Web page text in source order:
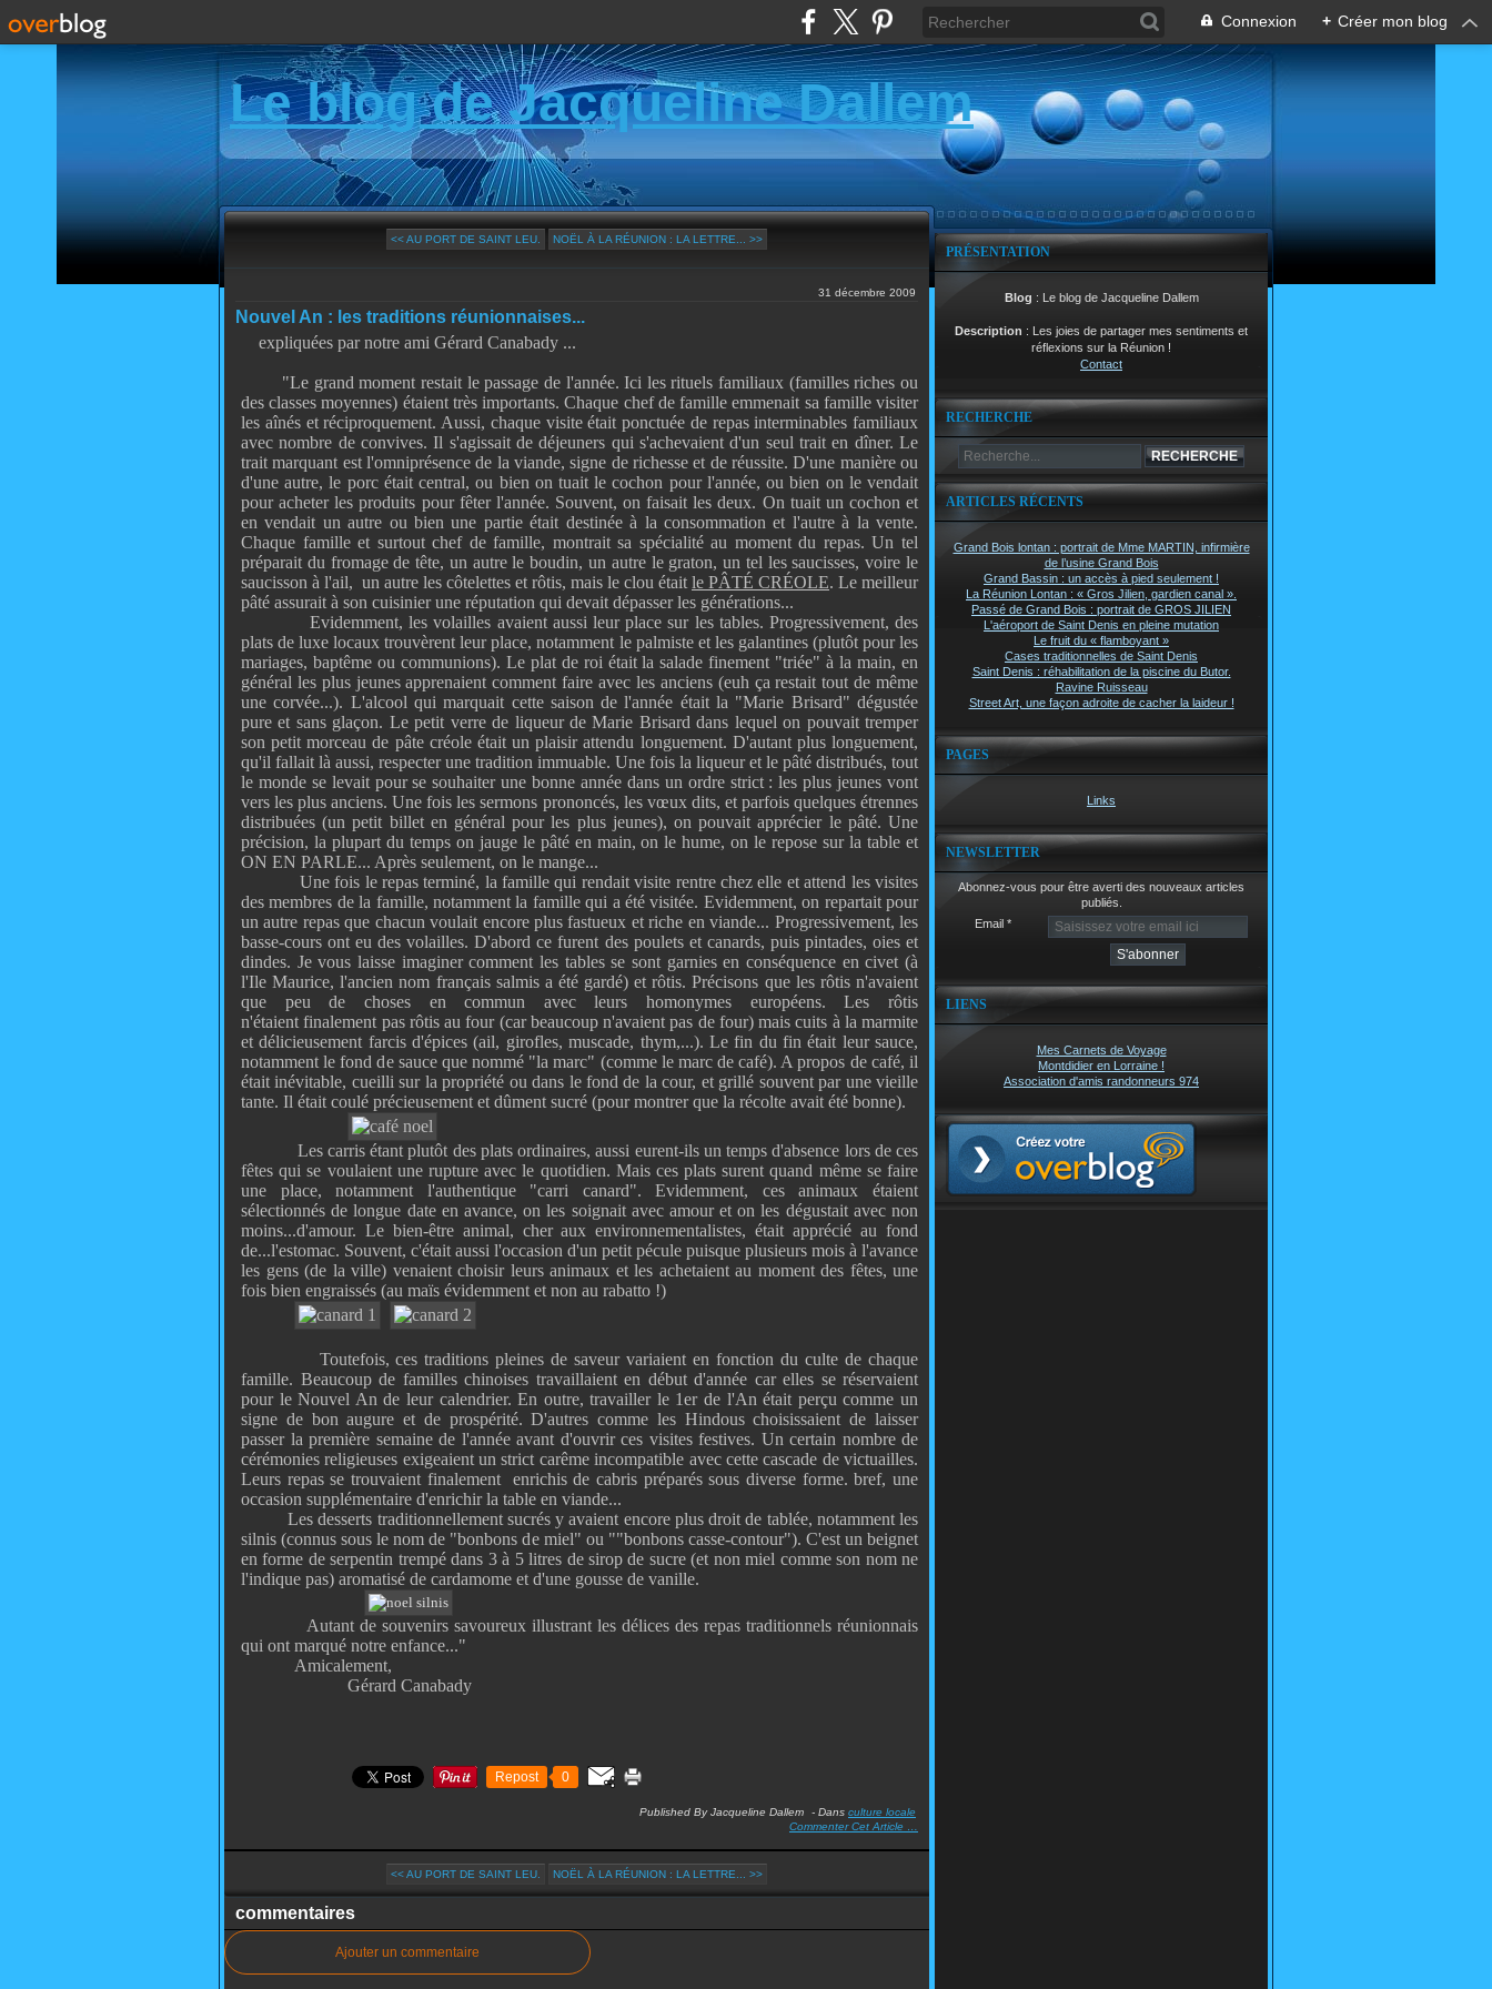
Connexion + Créer mon blog
Le blog de Jacqueline Dallem
<< AU PORT DE SAINT LEU. NOËL À LA RÉUNION : LA LETTRE... >>
31 décembre 2009
Nouvel An : les traditions réunionnaises...
expliquées par notre ami Gérard Canabady ...
"Le grand moment restait le passage de l'année. Ici les rituels familiaux (familles riches ou
des classes moyennes) étaient très importants. Chaque chef de famille emmenait sa famille visiter
les aînés et réciproquement. Aussi, chaque visite était ponctuée de repas interminables familiaux
avec nombre de convives. Il s'agissait de déjeuners qui s'achevaient d'un seul trait en dîner. Le
trait marquant est l'omniprésence de la viande, signe de richesse et de réussite. D'une manière ou
d'une autre, le porc était central, ou bien on tuait le cochon pour l'année, ou bien on le vendait
pour acheter les produits pour fêter l'année. Souvent, on faisait les deux. On tuait un cochon et
en vendait un autre ou bien une partie était destinée à la consommation et l'autre à la vente.
Chaque famille et surtout chef de famille, montrait sa spécialité au moment du repas. Un tel
préparait du fromage de tête, un autre le boudin, un autre le graton, un tel les saucisses, voire le
saucisson à l'ail, un autre les côtelettes et rôtis, mais le clou était le PÂTÉ CRÉOLE. Le meilleur
pâté assurait à son cuisinier une réputation qui devait dépasser les générations...
Evidemment, les volailles avaient aussi leur place sur les tables. Progressivement, des
plats de luxe locaux trouvèrent leur place, notamment le palmiste et les galantines (plutôt pour les
mariages, baptême ou communions). Le plat de roi était la salade finement "triée" à la main, en
général les plus jeunes apprenaient comment faire avec les anciens (euh ça restait tout de même
une corvée...). L'alcool qui marquait cette saison de l'année était la "Marie Brisard" dégustée
pure et sans glaçon. Le petit verre de liqueur de Marie Brisard dans lequel on pouvait tremper
son petit morceau de pâte créole était un plaisir attendu longuement. D'autant plus longuement,
qu'il fallait là aussi, respecter une tradition immuable. Une fois la liqueur et le pâté distribués, tout
le monde se levait pour se souhaiter une bonne année dans un ordre strict : les plus jeunes vont
vers les plus anciens. Une fois les sermons prononcés, les vœux dits, et parfois quelques étrennes
distribuées (un petit billet en général pour les plus jeunes), on pouvait apprécier le pâté. Une
précision, la plupart du temps on jauge le pâté en main, on le hume, on le repose sur la table et
ON EN PARLE... Après seulement, on le mange...
Une fois le repas terminé, la famille qui rendait visite rentre chez elle et attend les visites
des membres de la famille, notamment la famille qui a été visitée. Evidemment, on repartait pour
un autre repas que chacun voulait encore plus fastueux et riche en viande... Progressivement, les
basse-cours ont eu des volailles. D'abord ce furent des poulets et canards, puis pintades, oies et
dindes. Je vous laisse imaginer comment les tables se sont garnies en conséquence en civet (à
l'Ile Maurice, l'ancien nom français salmis a été gardé) et rôtis. Précisons que les rôtis n'avaient
que peu de choses en commun avec leurs homonymes européens. Les rôtis
n'étaient finalement pas rôtis au four (car beaucoup n'avaient pas de four) mais cuits à la marmite
et délicieusement farcis d'épices (ail, girofles, muscade, thym,...). Le fin du fin était leur sauce,
notamment le fond de sauce que nommé "la marc" (comme le marc de café). A propos de café, il
était inévitable, cueilli sur la propriété ou dans le fond de la cour, et grillé souvent par une vieille
tante. Il était coulé précieusement et dûment sucré (pour montrer que la récolte avait été bonne).
Les carris étant plutôt des plats ordinaires, aussi eurent-ils un temps d'absence lors de ces
fêtes qui se voulaient une rupture avec le quotidien. Mais ces plats surent quand même se faire
une place, notamment l'authentique "carri canard". Evidemment, ces animaux étaient
sélectionnés de longue date en avance, on les soignait avec amour et on les dégustait avec non
moins...d'amour. Le bien-être animal, cher aux environnementalistes, était apprécié au fond
de...l'estomac. Souvent, c'était aussi l'occasion d'un petit pécule puisque plusieurs mois à l'avance
les gens (de la ville) venaient choisir leurs animaux et les achetaient au moment des fêtes, une
fois bien engraissés (au maïs évidemment et non au rabatto !)
Toutefois, ces traditions pleines de saveur variaient en fonction du culte de chaque
famille. Beaucoup de familles chinoises travaillaient en début d'année car elles se réservaient
pour le Nouvel An de leur calendrier. En outre, travailler le 1er de l'An était perçu comme un
signe de bon augure et de prospérité. D'autres comme les Hindous choisissaient de laisser
passer la première semaine de l'année avant d'ouvrir ces visites festives. Un certain nombre de
cérémonies religieuses exigeaient un strict carême incompatible avec cette cascade de victuailles.
Leurs repas se trouvaient finalement enrichis de cabris préparés sous diverse forme. bref, une
occasion supplémentaire d'enrichir la table en viande...
Les desserts traditionnellement sucrés y avaient encore plus droit de tablée, notamment les
silnis (connus sous le nom de "bonbons de miel" ou ""bonbons casse-contour"). C'est un beignet
en forme de serpentin trempé dans 3 à 5 litres de sirop de sucre (et non miel comme son nom ne
l'indique pas) aromatisé de cardamome et d'une gousse de vanille.
Autant de souvenirs savoureux illustrant les délices des repas traditionnels réunionnais
qui ont marqué notre enfance..."
Amicalement,
Gérard Canabady
Repost 0
Published By Jacqueline Dallem - Dans culture locale
Commenter Cet Article
<< AU PORT DE SAINT LEU. NOËL À LA RÉUNION : LA LETTRE... >>
commentaires
Ajouter un commentaire
PRÉSENTATION
Blog : Le blog de Jacqueline Dallem
Description : Les joies de partager mes sentiments et
réflexions sur la Réunion !
Contact
RECHERCHE
ARTICLES RÉCENTS
Grand Bois lontan : portrait de Mme MARTIN, infirmière
de l’usine Grand Bois
Grand Bassin : un accès à pied seulement !
La Réunion Lontan : « Gros Jilien, gardien canal ».
Passé de Grand Bois : portrait de GROS JILIEN
L'aéroport de Saint Denis en pleine mutation
Le fruit du « flamboyant »
Cases traditionnelles de Saint Denis
Saint Denis : réhabilitation de la piscine du Butor.
Ravine Ruisseau
Street Art, une façon adroite de cacher la laideur !
PAGES
Links
NEWSLETTER
Abonnez-vous pour être averti des nouveaux articles
publiés.
Email
LIENS
Mes Carnets de Voyage
Montdidier en Lorraine !
Association d'amis randonneurs 974